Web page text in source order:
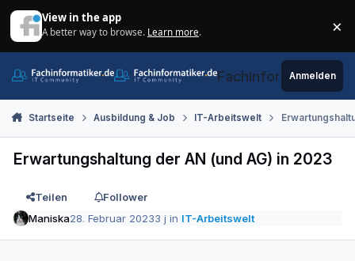
View in the app
A better way to browse. Learn more. ×
Fachinformatiker.de
Anmelden
Startseite Ausbildung & Job IT-Arbeitswelt
Erwartungshaltung der AN (und AG) in 2023
Teilen
Follower
Maniska28. Februar 20233 j in IT-Arbeitswelt